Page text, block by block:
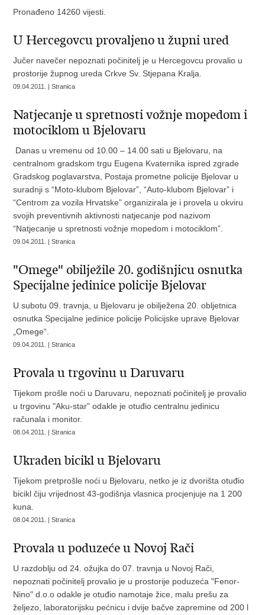
Pronađeno 14260 vijesti.
U Hercegovcu provaljeno u župni ured
Jučer navečer nepoznati počinitelj je u Hercegovcu provalio u
prostorije župnog ureda Crkve Sv. Stjepana Kralja.
09.04.2011. | Stranica
Natjecanje u spretnosti vožnje mopedom i
motociklom u Bjelovaru
Danas u vremenu od 10.00 – 14.00 sati u Bjelovaru, na
centralnom gradskom trgu Eugena Kvaternika ispred zgrade
Gradskog poglavarstva, Postaja prometne policije Bjelovar u
suradnji s “Moto-klubom Bjelovar”, “Auto-klubom Bjelovar” i
“Centrom za vozila Hrvatske” organizirala je i provela u okviru
svojih preventivnih aktivnosti natjecanje pod nazivom
“Natjecanje u spretnosti vožnje mopedom i motociklom”.
09.04.2011. | Stranica
"Omege" obilježile 20. godišnjicu osnutka
Specijalne jedinice policije Bjelovar
U subotu 09. travnja, u Bjelovaru je obilježena 20. obljetnica
osnutka Specijalne jedinice policije Policijske uprave Bjelovar
„Omege“.
09.04.2011. | Stranica
Provala u trgovinu u Daruvaru
Tijekom prošle noći u Daruvaru, nepoznati počinitelj je provalio
u trgovinu "Aku-star" odakle je otuđio centralnu jedinicu
računala i monitor.
08.04.2011. | Stranica
Ukraden bicikl u Bjelovaru
Tijekom pretprošle noći u Bjelovaru, netko je iz dvorišta otuđio
bicikl čiju vrijednost 43-godišnja vlasnica procjenjuje na 1 200
kuna.
08.04.2011. | Stranica
Provala u poduzeće u Novoj Rači
U razdoblju od 24. ožujka do 07. travnja u Novoj Rači,
nepoznati počinitelj provalio je u prostorije poduzeća "Fenor-
Nino" d.o.o odakle je otuđio namotaje žice, malu prešu za
željezo, laboratorijsku pećnicu i dvije bačve zapremine od 200 l